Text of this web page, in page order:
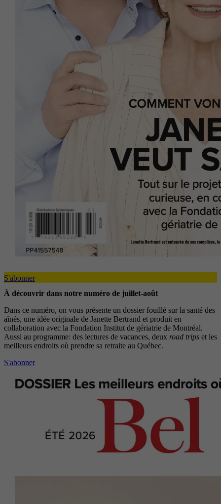
S'abonner
À découvrir dans notre numéro de juillet-août
Dans ce numéro, on vous présente un dossier fouillé sur la santé des
aînés, une idée originale de Janette Bertrand et produit en
collaboration avec la Fondation Institut de gériatrie de Montréal.
Aussi au programme: des lectures de vacances, deux road trips et les
meilleurs endroits où prendre sa retraite au Québec.
S'abonner